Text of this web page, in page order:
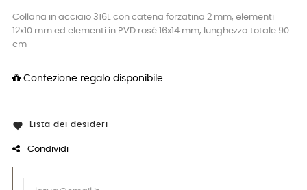
Collana in acciaio 316L con catena forzatina 2 mm, elementi
12x10 mm ed elementi in PVD rosé 16x14 mm, lunghezza totale 90
cm
Confezione regalo disponibile
 Lista dei desideri
Condividi